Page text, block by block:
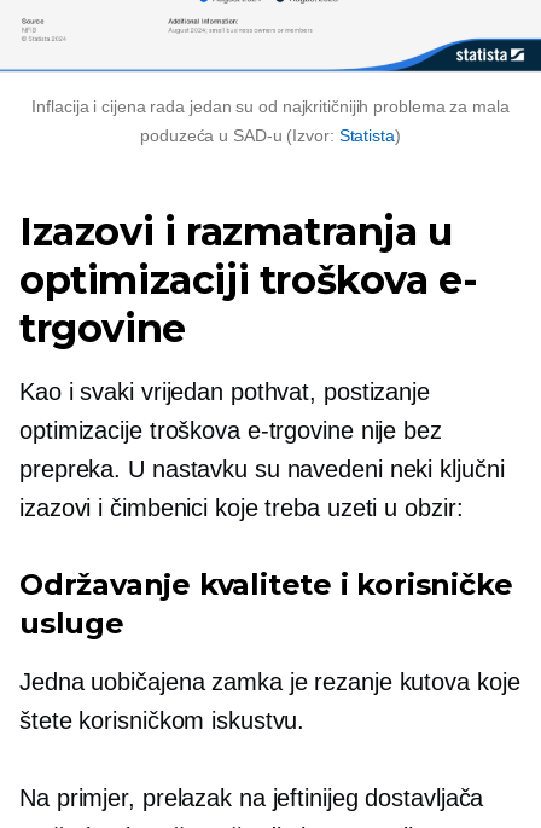
Inflacija i cijena rada jedan su od najkritičnijih problema za mala
poduzeća u SAD-u (Izvor: Statista)
Izazovi i razmatranja u
optimizaciji troškova e-
trgovine
Kao i svaki vrijedan pothvat, postizanje
optimizacije troškova e-trgovine nije bez
prepreka. U nastavku su navedeni neki ključni
izazovi i čimbenici koje treba uzeti u obzir:
Održavanje kvalitete i korisničke
usluge
Jedna uobičajena zamka je rezanje kutova koje
štete korisničkom iskustvu.
Na primjer, prelazak na jeftinijeg dostavljača